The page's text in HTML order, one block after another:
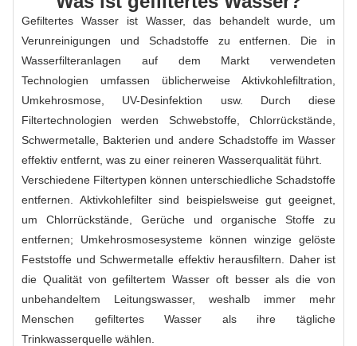
Gefiltertes Wasser ist Wasser, das behandelt wurde, um
Verunreinigungen und Schadstoffe zu entfernen. Die in
Wasserfilteranlagen auf dem Markt verwendeten
Technologien umfassen üblicherweise Aktivkohlefiltration,
Umkehrosmose, UV-Desinfektion usw. Durch diese
Filtertechnologien werden Schwebstoffe, Chlorrückstände,
Schwermetalle, Bakterien und andere Schadstoffe im Wasser
effektiv entfernt, was zu einer reineren Wasserqualität führt.
Verschiedene Filtertypen können unterschiedliche Schadstoffe
entfernen. Aktivkohlefilter sind beispielsweise gut geeignet,
um Chlorrückstände, Gerüche und organische Stoffe zu
entfernen; Umkehrosmosesysteme können winzige gelöste
Feststoffe und Schwermetalle effektiv herausfiltern. Daher ist
die Qualität von gefiltertem Wasser oft besser als die von
unbehandeltem Leitungswasser, weshalb immer mehr
Menschen gefiltertes Wasser als ihre tägliche
Trinkwasserquelle wählen.